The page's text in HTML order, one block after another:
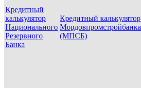
Кредитный
калькулятор
Национального
Резервного
Банка
Кредитный калькулятор
Мордовпромстройбанка
(МПСБ)